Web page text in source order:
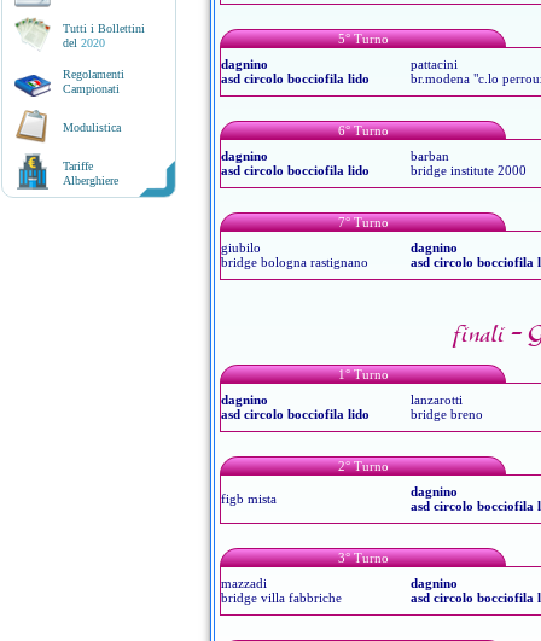
Tutti i Bollettini
del 2020
Regolamenti
Campionati
Modulistica
Tariffe
Alberghiere
5° Turno
dagnino
asd circolo bocciofila lido
pattacini
br.modena "c.lo
6° Turno
dagnino
asd circolo bocciofila lido
barban
bridge institute 2000
7° Turno
giubilo
bridge bologna rastignano
dagnino
asd circolo bocciofila
finali -
1° Turno
dagnino
asd circolo bocciofila lido
lanzarotti
bridge breno
2° Turno
figb mista
dagnino
asd circolo bocciofila
3° Turno
mazzadi
bridge villa fabbriche
dagnino
asd circolo bocciofila